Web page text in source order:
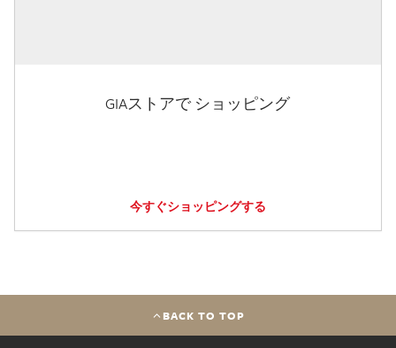
GIAストアで ショッピング
今すぐショッピングする
BACK TO TOP